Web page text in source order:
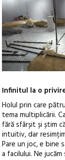
Infinitul la o
Holul prin care
tema multiplicării.
fără sfârșit și știm
intuitiv, dar
Pare un joc, e bine
a facilului. Ne